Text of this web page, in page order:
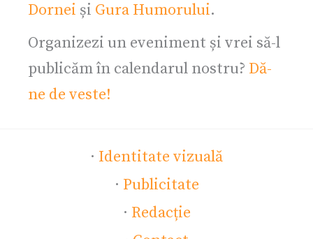
Dornei și Gura Humorului.
Organizezi un eveniment și vrei să-l
publicăm în calendarul nostru? Dă-
ne de veste!
· Identitate vizuală
· Publicitate
· Redacție